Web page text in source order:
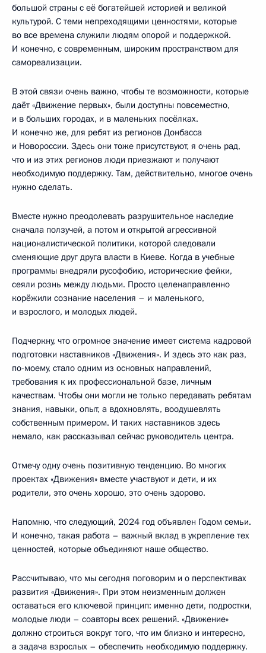
большой страны с её богатейшей историей и великой
культурой. С теми непреходящими ценностями, которые
во все времена служили людям опорой и поддержкой.
И конечно, с современным, широким пространством для
самореализации.
В этой связи очень важно, чтобы те возможности, которые
даёт «Движение первых», были доступны повсеместно,
и в больших городах, и в маленьких посёлках.
И конечно же, для ребят из регионов Донбасса
и Новороссии. Здесь они тоже присутствуют, я очень рад,
что и из этих регионов люди приезжают и получают
необходимую поддержку. Там, действительно, многое очень
нужно сделать.
Вместе нужно преодолевать разрушительное наследие
сначала ползучей, а потом и открытой агрессивной
националистической политики, которой следовали
сменяющие друг друга власти в Киеве. Когда в учебные
программы внедряли русофобию, исторические фейки,
сеяли рознь между людьми. Просто целенаправленно
корёжили сознание населения – и маленького,
и взрослого, и молодых людей.
Подчеркну, что огромное значение имеет система кадровой
подготовки наставников «Движения». И здесь это как раз,
по-моему, стало одним из основных направлений,
требования к их профессиональной базе, личным
качествам. Чтобы они могли не только передавать ребятам
знания, навыки, опыт, а вдохновлять, воодушевлять
собственным примером. И таких наставников здесь
немало, как рассказывал сейчас руководитель центра.
Отмечу одну очень позитивную тенденцию. Во многих
проектах «Движения» вместе участвуют и дети, и их
родители, это очень хорошо, это очень здорово.
Напомню, что следующий, 2024 год объявлен Годом семьи.
И конечно, такая работа – важный вклад в укрепление тех
ценностей, которые объединяют наше общество.
Рассчитываю, что мы сегодня поговорим и о перспективах
развития «Движения». При этом неизменным должен
оставаться его ключевой принцип: именно дети, подростки,
молодые люди – соавторы всех решений. «Движение»
должно строиться вокруг того, что им близко и интересно,
а задача взрослых – обеспечить необходимую поддержку.